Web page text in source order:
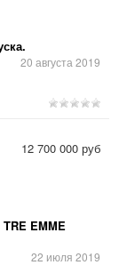
20 августа 2019
EMME
22 июля 2019
12 700 000 руб